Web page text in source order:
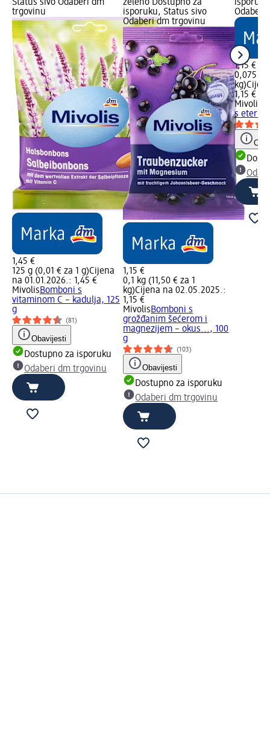
Status sivo Odaberi dm
trgovinu
1,45 €
125 g (0,01 € za 1 g)Cijena
na 01.01.2026.: 1,45 €
MivolisBomboni s
vitaminom C – kadulja, 125
g
(81)
Obavijesti
Dostupno za isporuku
Odaberi dm trgovinu
zeleno Dostupno za
isporuku, Status sivo
Odaberi dm trgovinu
1,15 €
0,1 kg (11,50 € za 1
kg)Cijena na 02.05.2025.:
1,15 €
MivolisBomboni s
grožđanim šećerom i
magnezijem – okus..., 100
g
(103)
Obavijesti
Dostupno za isporuku
Odaberi dm trgovinu
Odaberi
1,15 €
0,075 kg
kg)
1,15 €
Mivolis
s